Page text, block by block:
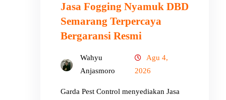
Jasa Fogging Nyamuk DBD
Semarang Terpercaya
Bergaransi Resmi
Wahyu
Anjasmoro
Agu 4,
2026
Garda Pest Control menyediakan Jasa